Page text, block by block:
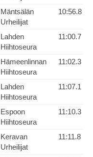
Mäntsälän
Urheilijat
10:56.8
Lahden
Hiihtoseura
11:00.7
Hämeenlinnan
Hiihtoseura
11:02.3
Lahden
Hiihtoseura
11:07.1
Espoon
Hiihtoseura
11:10.3
Keravan
Urheilijat
11:11.8